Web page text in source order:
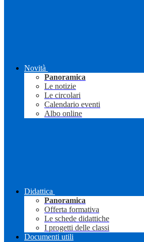
Novità
Panoramica
Le notizie
Le circolari
Calendario eventi
Albo online
Didattica
Panoramica
Offerta formativa
Le schede didattiche
I progetti delle classi
Documenti utili